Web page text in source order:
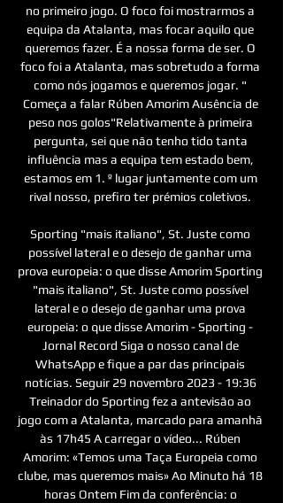
no primeiro jogo. O foco foi mostrarmos a
equipa da Atalanta, mas focar aquilo que
queremos fazer. É a nossa forma de ser. O
foco foi a Atalanta, mas sobretudo a forma
como nós jogamos e queremos jogar. "
Começa a falar Rúben Amorim Ausência de
peso nos golos"Relativamente à primeira
pergunta, sei que não tenho tido tanta
influência mas a equipa tem estado bem,
estamos em 1. º lugar juntamente com um
rival nosso, prefiro ter prémios coletivos.
Sporting "mais italiano", St. Juste como
possível lateral e o desejo de ganhar uma
prova europeia: o que disse Amorim﻿ Sporting
"mais italiano", St. Juste como possível
lateral e o desejo de ganhar uma prova
europeia: o que disse Amorim - Sporting -
Jornal Record Siga o nosso canal de
WhatsApp e fique a par das principais
notícias. Seguir 29 novembro 2023 - 19:36
Treinador do Sporting fez a antevisão ao
jogo com a Atalanta, marcado para amanhã
às 17h45 A carregar o vídeo... Rúben
Amorim: «Temos uma Taça Europeia como
clube, mas queremos mais» Ao Minuto há 18
horas Ontem Fim da conferência: o